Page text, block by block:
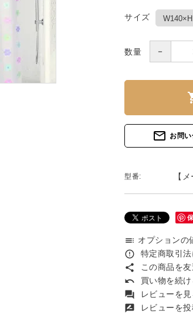
サイズ
数量 －
mail_outline お問
型番: 【
toc オプションの
error_outline 特定商取引
share この商品を
undo 買い物を続け
forum レビューを
rate_review レビューを